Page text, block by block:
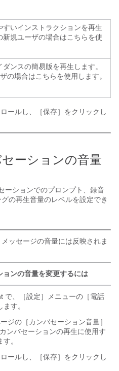
いインストラクションを再生
新規ユーザの場合はこちらを使
ンスの簡易版を再生します。
の場合はこちらを使用します。
ールし、［保存］をクリックし
ーションの音量
ーションでのプロンプト、録音
の再生音量のレベルを設定でき
ッセージの音量には反映されま
ンの音量を変更するには
で、［設定］メニューの［電話
す。
ジの［カンバセーション音量］
ンバセーションの再生に使用す
。
ールし、［保存］をクリックし